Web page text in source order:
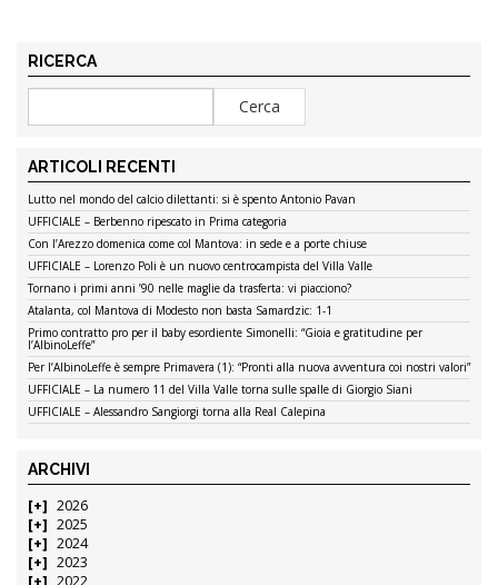
RICERCA
ARTICOLI RECENTI
Lutto nel mondo del calcio dilettanti: si è spento Antonio Pavan
UFFICIALE – Berbenno ripescato in Prima categoria
Con l’Arezzo domenica come col Mantova: in sede e a porte chiuse
UFFICIALE – Lorenzo Poli è un nuovo centrocampista del Villa Valle
Tornano i primi anni ’90 nelle maglie da trasferta: vi piacciono?
Atalanta, col Mantova di Modesto non basta Samardzic: 1-1
Primo contratto pro per il baby esordiente Simonelli: “Gioia e gratitudine per
l’AlbinoLeffe”
Per l’AlbinoLeffe è sempre Primavera (1): “Pronti alla nuova avventura coi nostri valori”
UFFICIALE – La numero 11 del Villa Valle torna sulle spalle di Giorgio Siani
UFFICIALE – Alessandro Sangiorgi torna alla Real Calepina
ARCHIVI
2026
2025
2024
2023
2022